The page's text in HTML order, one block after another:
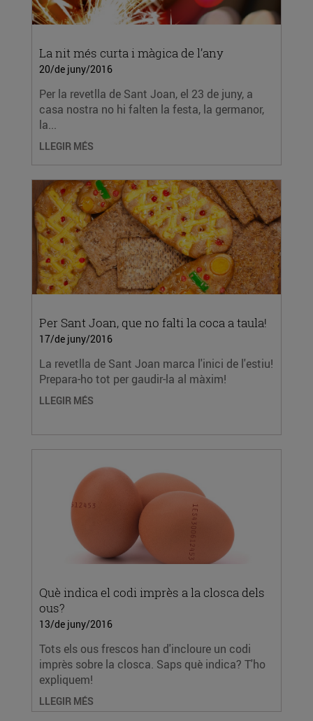
La nit més curta i màgica de l’any
20/de juny/2016
Per la revetlla de Sant Joan, el 23 de juny, a
casa nostra no hi falten la festa, la germanor,
la...
LLEGIR MÉS
Per Sant Joan, que no falti la coca a taula!
17/de juny/2016
La revetlla de Sant Joan marca l'inici de l'estiu!
Prepara-ho tot per gaudir-la al màxim!
LLEGIR MÉS
Què indica el codi imprès a la closca dels
ous?
13/de juny/2016
Tots els ous frescos han d'incloure un codi
imprès sobre la closca. Saps què indica? T'ho
expliquem!
LLEGIR MÉS